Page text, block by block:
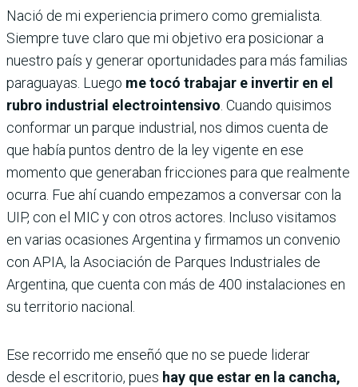
Nació de mi experiencia primero como gremialista.
Siempre tuve claro que mi objetivo era posicionar a
nuestro país y generar oportunidades para más familias
paraguayas. Luego me tocó trabajar e invertir en el
rubro industrial electrointensivo . Cuando quisimos
conformar un parque industrial, nos dimos cuenta de
que había puntos dentro de la ley vigente en ese
momento que generaban fricciones para que realmente
ocurra. Fue ahí cuando empezamos a conversar con la
UIP, con el MIC y con otros actores. Incluso visitamos
en varias ocasiones Argentina y firmamos un convenio
con APIA, la Asociación de Parques Industriales de
Argentina, que cuenta con más de 400 instalaciones en
su territorio nacional.
Ese recorrido me enseñó que no se puede liderar
desde el escritorio, pues hay que estar en la cancha,